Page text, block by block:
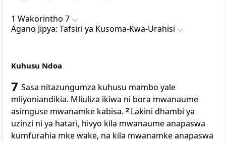
1 Wakorintho 7
Agano Jipya: Tafsiri ya Kusoma-Kwa-Urahisi
Kuhusu Ndoa
7 Sasa nitazungumza kuhusu mambo yale
mliyoniandikia. Mliuliza ikiwa ni bora mwanaume
asimguse mwanamke kabisa. 2 Lakini dhambi ya
uzinzi ni ya hatari, hivyo kila mwanaume anapaswa
kumfurahia mke wake, na kila mwanamke anapaswa